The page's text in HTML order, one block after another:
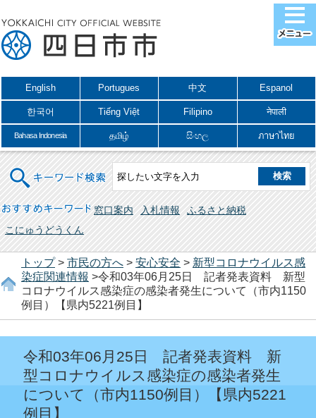
English Portugues 中文 Espanol
한국어 Tiếng Việt Filipino नेपाली
Bahasa Indonesia தமிழ் සිංහල ภาษาไทย
キーワード検索
おすすめキーワード 窓口案内 入札情報
ふるさと納税
こにゅうどうくん
トップ> 市民の方へ > 安心安全 > 新型コロナウイルス感
染症関連情報 >令和03年06月25日 記者発表資料 新型
コロナウイルス感染症の感染者発生について（市内1150
例目）【県内5221例目】
令和03年06月25日 記者発表資料 新
型コロナウイルス感染症の感染者発生
について（市内1150例目）【県内5221
例目】